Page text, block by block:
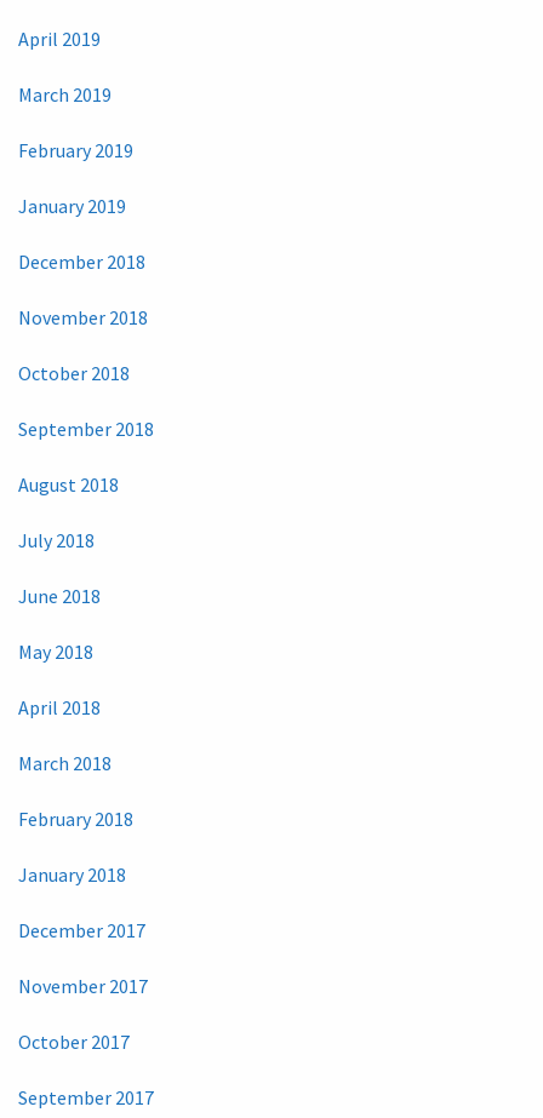
April 2019
March 2019
February 2019
January 2019
December 2018
November 2018
October 2018
September 2018
August 2018
July 2018
June 2018
May 2018
April 2018
March 2018
February 2018
January 2018
December 2017
November 2017
October 2017
September 2017